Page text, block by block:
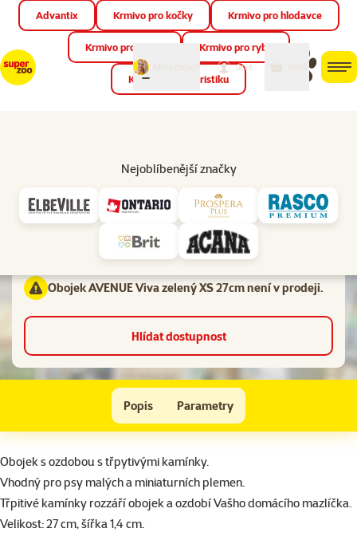
📱 Stáhněte si novou aplikaci Super zoo.Více informací
můj
účet
Advantix Krmivo pro kočky Krmivo pro hlodavce
Krmivo pro ptáky Krmivo pro ryby
Krmivo pro teraristiku
Nejoblíbenější značky
Obojek AVENUE Viva zelený XS 27cm
Hodnocení 0%
Materiál: Koženka
Obojek AVENUE Viva zelený XS 27cm není v prodeji.
Hlídat dostupnost
Obojek AVENUE Viva zelený XS 27cm
Popis Parametry
Na začátek stránky
superzoo.product.detail.content
Obojek s ozdobou s třpytivými kamínky.
Vhodný pro psy malých a miniaturních plemen.
Třpitivé kamínky rozzáří obojek a ozdobí Vašho domácího mazlíčka.
Velikost: 27 cm, šířka 1,4 cm.